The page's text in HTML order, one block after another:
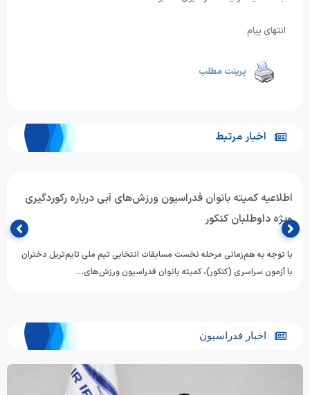
جلسه هیات رئیسه فدراسیون شنا بودند.
انتهای پیام
پرینت مطلب
اخبار مرتبط
اطلاعیه کمیته بانوان فدراسیون ورزش‌های آبی درباره رکوردگیری
ویژه داوطلبان کنکور
با توجه به هم‌زمانی مرحله نخست مسابقات انتخابی تیم ملی تایم‌تریل دختران
با آزمون سراسری (کنکور)، کمیته بانوان فدراسیون ورزش‌های…
اخبار فدراسیون